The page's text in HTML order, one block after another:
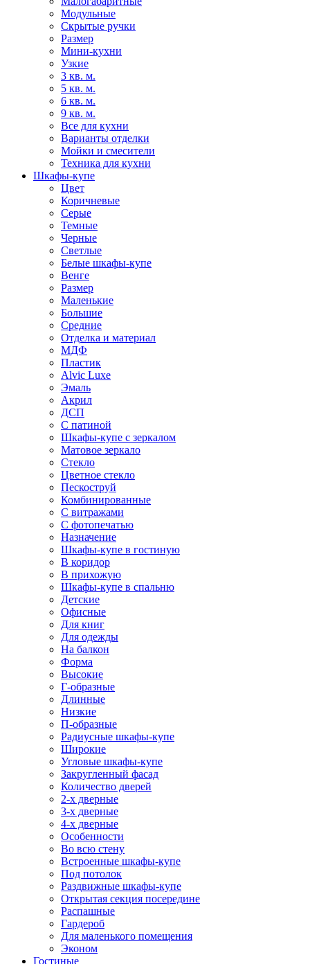
Модульные
Скрытые ручки
Размер
Мини-кухни
Узкие
3 кв. м.
5 кв. м.
6 кв. м.
9 кв. м.
Все для кухни
Варианты отделки
Мойки и смесители
Техника для кухни
Шкафы-купе
Цвет
Коричневые
Серые
Темные
Черные
Светлые
Белые шкафы-купе
Венге
Размер
Маленькие
Большие
Средние
Отделка и материал
МДФ
Пластик
Alvic Luxe
Эмаль
Акрил
ДСП
С патиной
Шкафы-купе с зеркалом
Матовое зеркало
Стекло
Цветное стекло
Пескоструй
Комбинированные
С витражами
С фотопечатью
Назначение
Шкафы-купе в гостиную
В коридор
В прихожую
Шкафы-купе в спальню
Детские
Офисные
Для книг
Для одежды
На балкон
Форма
Высокие
Г-образные
Длинные
Низкие
П-образные
Радиусные шкафы-купе
Широкие
Угловые шкафы-купе
Закругленный фасад
Количество дверей
2-х дверные
3-х дверные
4-х дверные
Особенности
Во всю стену
Встроенные шкафы-купе
Под потолок
Раздвижные шкафы-купе
Открытая секция посередине
Распашные
Гардероб
Для маленького помещения
Эконом
Гостиные